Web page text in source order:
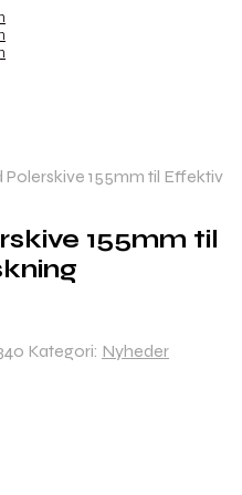
Polerskive 155mm til Effektiv
155mm til
Kategori: Nyheder